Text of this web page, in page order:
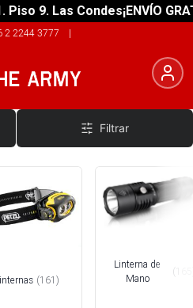
9. Las Condes¡ENVÍO
2 2244 3777 |
Filtrar
(161 )
Linterna de
Mano
(